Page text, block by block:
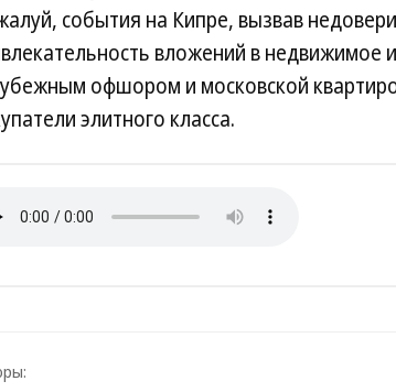
события на Кипре, вызвав
вложений в
офшором и московской
элитного класса.